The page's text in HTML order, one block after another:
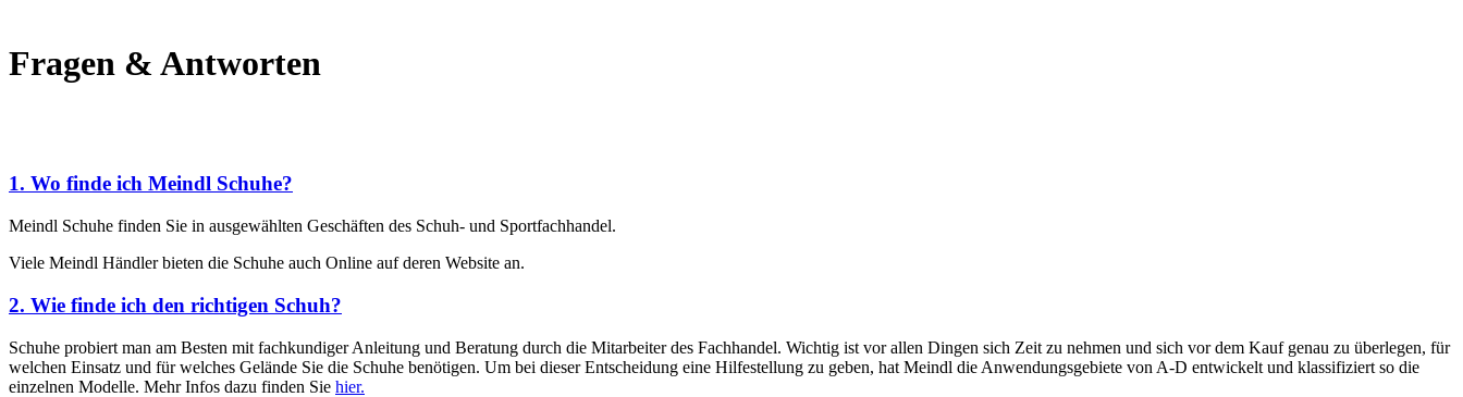
Fragen & Antworten
1. Wo finde ich Meindl Schuhe?
Meindl Schuhe finden Sie in ausgewählten Geschäften des Schuh- und Sportfachhandel.
Viele Meindl Händler bieten die Schuhe auch Online auf deren Website an.
2. Wie finde ich den richtigen Schuh?
Schuhe probiert man am Besten mit fachkundiger Anleitung und Beratung durch die Mitarbeiter des Fachhandel. Wichtig ist vor allen Dingen sich Zeit zu nehmen und sich vor dem Kauf genau zu überlegen, für
welchen Einsatz und für welches Gelände Sie die Schuhe benötigen. Um bei dieser Entscheidung eine Hilfestellung zu geben, hat Meindl die Anwendungsgebiete von A-D entwickelt und klassifiziert so die
einzelnen Modelle. Mehr Infos dazu finden Sie hier.